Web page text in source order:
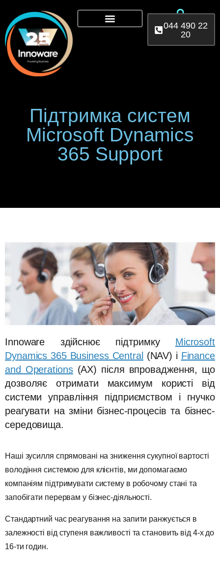
044 490 22
20
Підтримка систем
Microsoft Dynamics
365 Support
Innoware здійснює підтримку Microsoft
Dynamics 365 Business Central (NAV) і Finance
and Operations(AX) після впровадження, що
дозволяє отримати максимум користі від
системи управління підприємством і гнучко
реагувати на зміни бізнес-процесів та бізнес-
середовища.
Наші зусилля спрямовані на зниження сукупної вартості
володіння системою для клієнтів, ми допомагаємо
компаніям підтримувати систему в робочому стані та
запобігати перервам у бізнес-діяльності.
Стандартний час реагування на запити ранжується в
залежності від ступеня важливості та становить від 4-х до
16-ти годин.